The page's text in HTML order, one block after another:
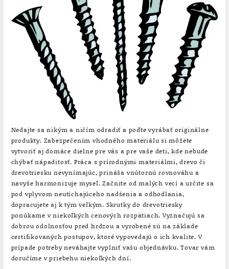
Nedajte sa nikým a ničím odradiť a poďte vyrábať originálne
produkty. Zabezpečením vhodného materiálu si môžete
vytvoriť aj domáce dielne pre vás a pre vaše deti, kde nebude
chýbať nápaditosť. Práca s prírodnými materiálmi, drevo či
drevotriesku nevynímajúc, prináša vnútornú rovnováhu a
navyše harmonizuje myseľ. Začnite od malých vecí a určite sa
pod vplyvom neutíchajúceho nadšenia a odhodlania,
dopracujete aj k tým veľkým. Skrutky do drevotriesky
ponúkame v niekoľkých cenových rozpätiach. Vyznačujú sa
dobrou odolnosťou pred hrdzou a vyrobené sú na základe
certifikovaných postupov, ktoré vypovedajú o ich kvalite. V
prípade potreby neváhajte vyplniť vašu objednávku. Tovar vám
doručíme v priebehu niekoľkých dní.